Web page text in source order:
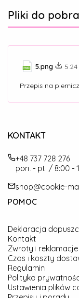
Pliki do
5.png 5.24
Przepis na
KONTAKT
+48 737 728 276
pon. - pt. / 8:00 -
shop@cookie-
Linki w stopce
POMOC
Deklaracja
Kontakt
Zwroty i reklamacje
Czas i koszty
Regulamin
Polityka
Ustawienia plików